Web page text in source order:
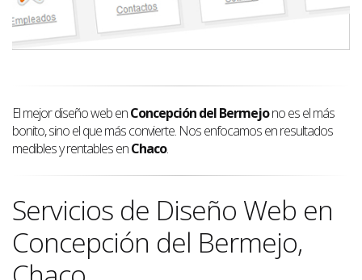
El mejor diseño web enConcepción del Bermejono es el más
bonito, sino el que más convierte. Nos enfocamos en resultados
medibles y rentables enChaco.
Servicios de Diseño Web en
Concepción del Bermejo,